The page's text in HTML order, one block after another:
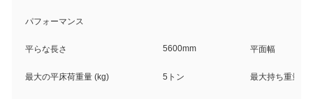
パフォーマンス
平らな長さ 5600mm 平面幅
最大の平床荷重量 (kg) 5トン 最大持ち重量